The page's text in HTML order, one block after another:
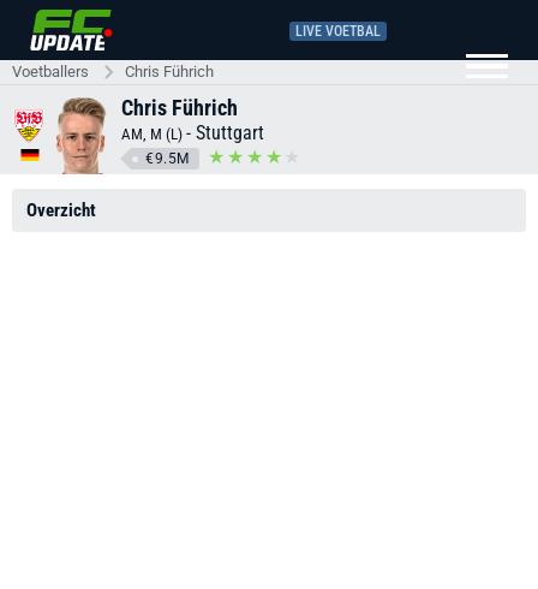
LIVE VOETBAL
Voetballers Chris Führich
Chris Führich
AM, M (L) - Stuttgart
€9.5M
Overzicht